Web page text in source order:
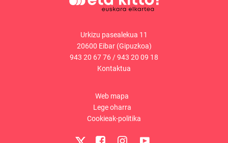
Urkizu pasealekua 11
20600 Eibar (Gipuzkoa)
943 20 67 76/943 20 09 18
Kontaktua
Web mapa
Lege oharra
Cookieak-politika